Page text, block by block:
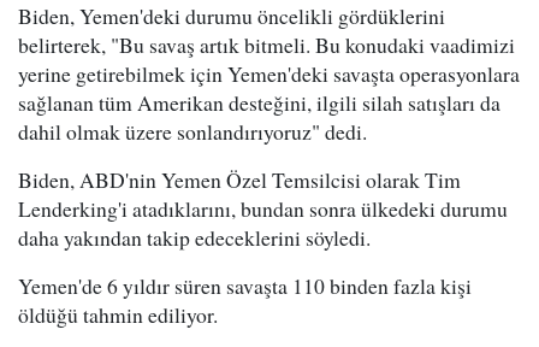
Biden, Yemen'deki durumu öncelikli gördüklerini
belirterek, "Bu savaş artık bitmeli. Bu konudaki vaadimizi
yerine getirebilmek için Yemen'deki savaşta operasyonlara
sağlanan tüm Amerikan desteğini, ilgili silah satışları da
dahil olmak üzere sonlandırıyoruz" dedi.
Biden, ABD'nin Yemen Özel Temsilcisi olarak Tim
Lenderking'i atadıklarını, bundan sonra ülkedeki durumu
daha yakından takip edeceklerini söyledi.
Yemen'de 6 yıldır süren savaşta 110 binden fazla kişi
öldüğü tahmin ediliyor.